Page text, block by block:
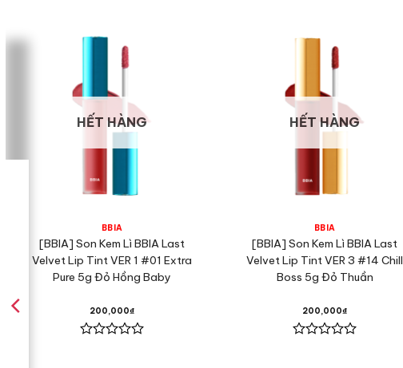
HẾT HÀNG
BBIA
[BBIA] Son Kem Lì BBIA Last
Velvet Lip Tint VER 1 #01 Extra
Pure 5g Đỏ Hồng Baby
200,000₫
HẾT HÀNG
BBIA
[BBIA] Son Kem Lì BBIA Last
Velvet Lip Tint VER 3 #14 Chill
Boss 5g Đỏ Thuần
200,000₫